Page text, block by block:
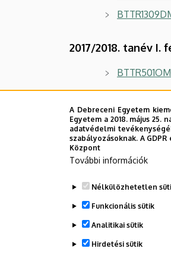
2017/2018. tanév I.
Korábbi évek
A Debreceni Egyetem
Egyetem a 2018. május
adatvédelmi
szabályozásoknak. A
Központ
További információk
Nélkülözhetetlen
Funkcionális sütik
Analitikai sütik
Hirdetési sütik